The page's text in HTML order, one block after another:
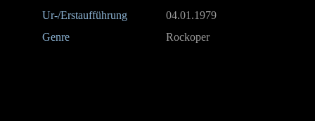
Ur-/Erstaufführung
04.01.1979
Genre
Rockoper